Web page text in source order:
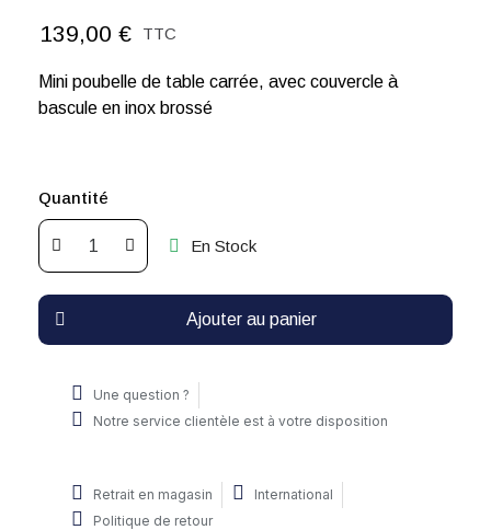
139,00 € TTC
Mini poubelle de table carrée, avec couvercle à
bascule en inox brossé
Quantité
En Stock
Ajouter au panier
Une question ?
Notre service clientèle est à votre disposition
Retrait en magasin
International
Politique de retour